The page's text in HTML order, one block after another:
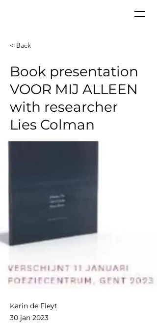
< Back
Book presentation
VOOR MIJ ALLEEN
with researcher
Lies Colman
Karin de Fleyt
30 jan 2023